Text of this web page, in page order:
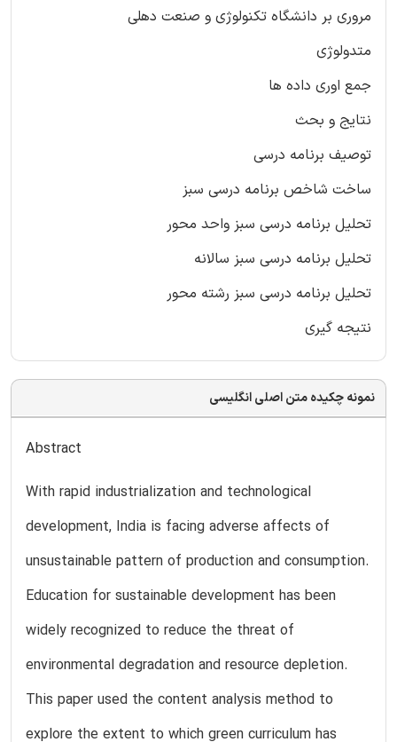
مروری بر دانشگاه تکنولوژی و صنعت دهلی
متدولوژی
جمع اوری داده ها
نتایج و بحث
توصیف برنامه درسی
ساخت شاخص برنامه درسی سبز
تحلیل برنامه درسی سبز واحد محور
تحلیل برنامه درسی سبز سالانه
تحلیل برنامه درسی سبز رشته محور
نتیجه گیری
نمونه چکیده متن اصلی انگلیسی
Abstract
With rapid industrialization and technological
development, India is facing adverse affects of
unsustainable pattern of production and consumption.
Education for sustainable development has been
widely recognized to reduce the threat of
environmental degradation and resource depletion.
This paper used the content analysis method to
explore the extent to which green curriculum has